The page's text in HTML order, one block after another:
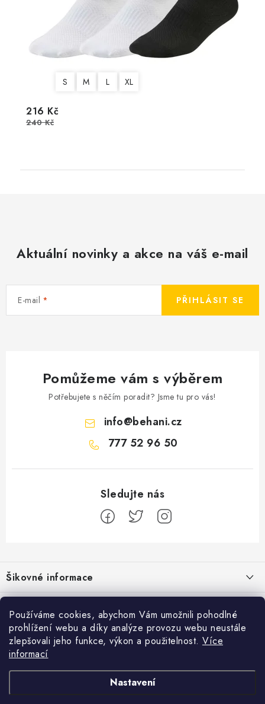
Používáme cookies, abychom Vám umožnili pohodlné
prohlížení webu a díky analýze provozu webu neustále
zlepšovali jeho funkce, výkon a použitelnost. Více
informací
Nastavení
S M L XL
216 Kč
240 Kč
Aktuální novinky a akce na váš e-mail
E-mail PŘIHLÁSIT SE
Pomůžeme vám s výběrem
Potřebujete s něčím poradit? Jsme tu pro vás!
info@behani.cz
777 52 96 50
á
p
a
Šikovné informace
Ceník dopravy
Moje objednávka
Jak vyměnit nebo vrátit zboží
Jak reklamovat
Běžecké zajímavosti
Proč jít běhat právě o víkendu?
Bolest holeně nemusí znamenat zánět okostice
Jak běhat s rychlejším parťákem
Přijímáme online platby
Facebook